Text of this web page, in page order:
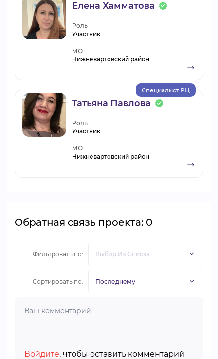
Елена Хамматова
Роль
Участник
МО
Нижневартовский район
Татьяна Павлова
Специалист РЦ
Роль
Участник
МО
Нижневартовский район
Обратная связь проекта: 0
Фильтровать по:
Сортировать по:
Войдите, чтобы оставить комментарий